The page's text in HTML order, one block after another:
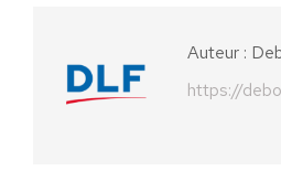
Auteur :
https://